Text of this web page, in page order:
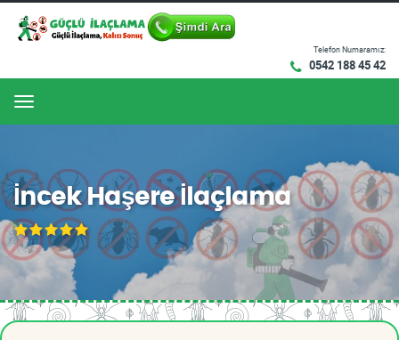
Telefon Numaramız:
0542 188 45 42
Menu
İncek Haşere İlaçlama